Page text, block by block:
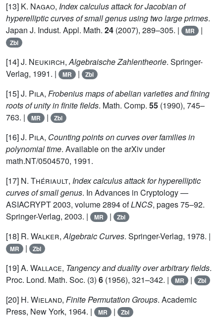
[13] K. Nagao, Index calculus attack for Jacobian of
hyperelliptic curves of small genus using two large primes.
Japan J. Indust. Appl. Math. 24 (2007), 289–305. | MR |
Zbl
[14]J. Neukirch,Algebraische Zahlentheorie. Springer-
Verlag, 1991. |
MR | Zbl
[15]J. Pila, Frobenius maps of abelian varieties and fining
roots of unity in finite fields. Math. Comp. 55 (1990), 745–
763. |
MR | Zbl
[16]J. Pila, Counting points on curves over families in
polynomial time. Available on the arXiv under
math.NT/0504570, 1991.
[17] N. Thériault, Index calculus attack for hyperelliptic
curves of small genus. In Advances in Cryptology —
ASIACRYPT 2003, volume 2894 ofLNCS, pages 75–92.
Springer-Verlag, 2003. |
MR | Zbl
[18] R. Walker,Algebraic Curves. Springer-Verlag, 1978. |
MR | Zbl
[19]A. Wallace, Tangency and duality over arbitrary fields.
Proc. Lond. Math. Soc. (3) 6 (1956), 321–342. | MR | Zbl
[20] H. Wieland, Finite Permutation Groups. Academic
Press, New York, 1964. |
MR | Zbl